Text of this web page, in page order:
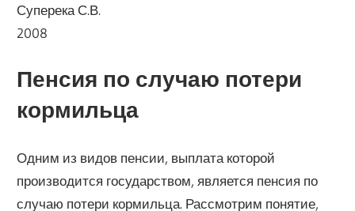
Суперека С.В.
2008
Пенсия по случаю потери
кормильца
Одним из видов пенсии, выплата которой
производится государством, является пенсия по
случаю потери кормильца. Рассмотрим понятие,